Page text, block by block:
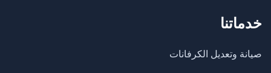
خدماتنا
صيانة وتعديل الكرفانات